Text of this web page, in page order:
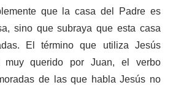
que la casa del Padre es
sino que subraya que esta casa
El término que utiliza Jesús
querido por Juan, el verbo
de las que habla Jesús no